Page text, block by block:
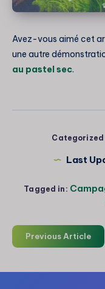
Avez-vous aimé cet
une autre
au pastel sec.
Categorized
Last
Tagged in:
Previous Article